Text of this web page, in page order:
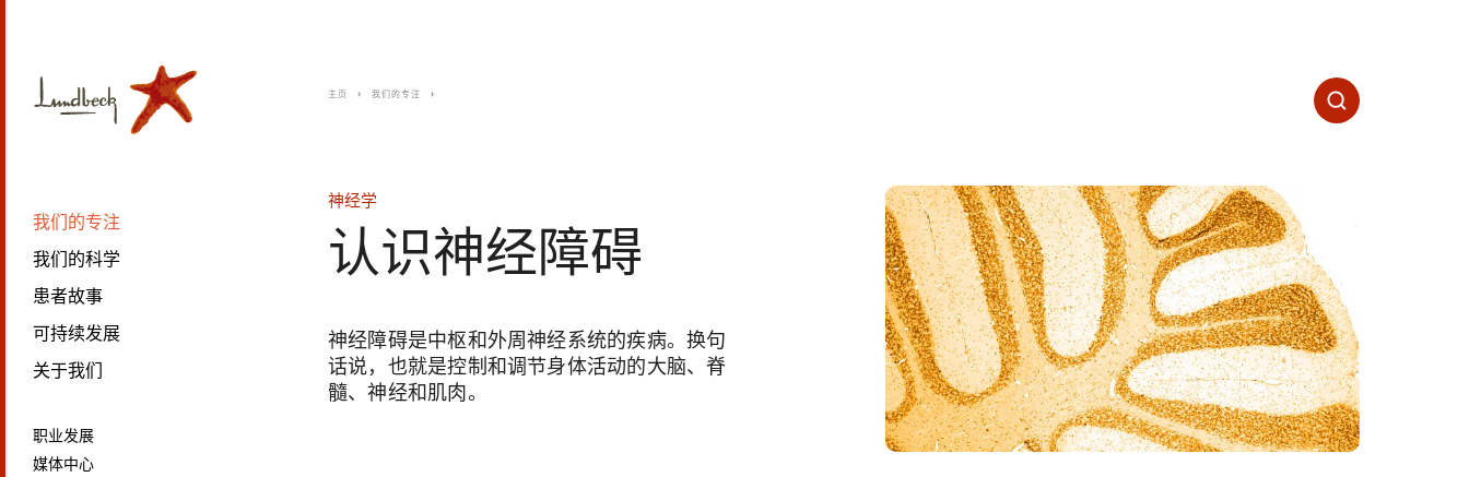
我们的专注
我们的科学
患者故事
可持续发展
关于我们
职业发展
媒体中心
主页 我们的专注
神经学
认识神经障碍
神经障碍是中枢和外周神经系统的疾病。换句
话说，也就是控制和调节身体活动的大脑、脊
髓、神经和肌肉。